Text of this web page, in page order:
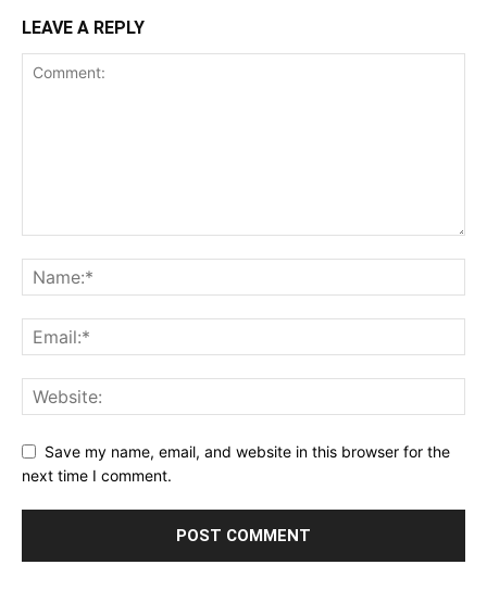
LEAVE A REPLY
Save my name, email, and website in this browser for the
next time I comment.